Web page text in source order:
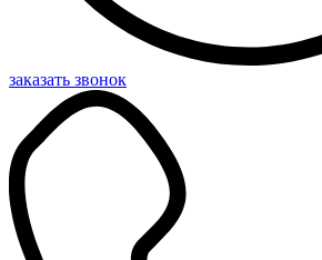
заказать звонок